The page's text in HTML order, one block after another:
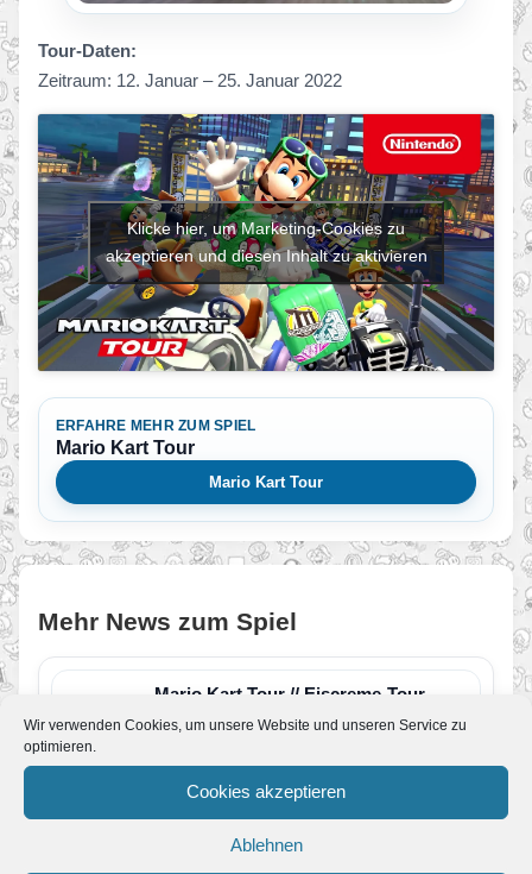
Wir verwenden Cookies, um unsere Website und unseren Service zu
optimieren.
Cookies akzeptieren
Ablehnen
Tour-Daten:
Zeitraum: 12. Januar – 25. Januar 2022
Klicke hier, um Marketing-Cookies zu
akzeptieren und diesen Inhalt zu aktivieren
ERFAHRE MEHR ZUM SPIEL
Mario Kart Tour
Mario Kart Tour
Mehr News zum Spiel
Mario Kart Tour // Eiscreme-Tour-
Saison
Alle zwei Wochen gibt es eine neue Saison in
Mario Kart Tour für Smartphones. Am 06.